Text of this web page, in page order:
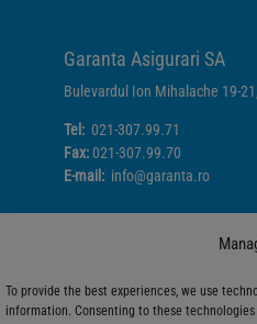
To provide the best experiences, we use
information. Consenting to these
Garanta Asigurari SA
Bulevardul Ion Mihalache 19-
Tel: 021-307.99.71
Fax:021-307.99.70
E-mail: info@garanta.ro
Informare cookies
Informare supraveghere